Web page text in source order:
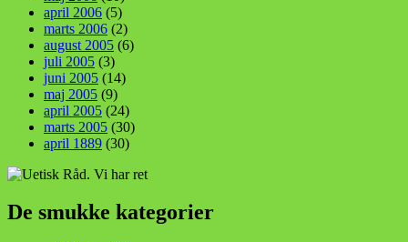
april 2006 (5)
marts 2006 (2)
august 2005 (6)
juli 2005 (3)
juni 2005 (14)
maj 2005 (9)
april 2005 (24)
marts 2005 (30)
april 1889 (30)
De smukke kategorier